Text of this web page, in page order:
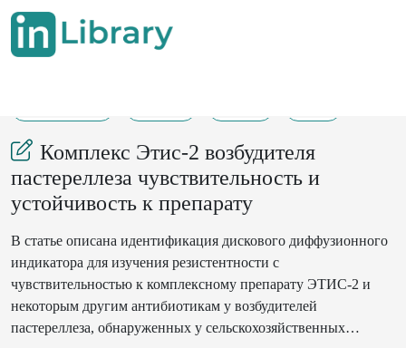
Комплекс Этис-2 возбудителя
пастереллеза чувствительность и
устойчивость к препарату
В статье описана идентификация дискового диффузионного
индикатора для изучения резистентности с
чувствительностью к комплексному препарату ЭТИС-2 и
некоторым другим антибиотикам у возбудителей
пастереллеза, обнаруженных у сельскохозяйственных